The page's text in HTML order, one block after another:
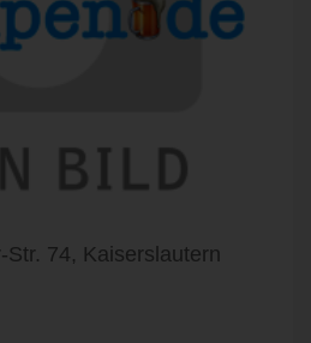
Str. 74, Kaiserslautern